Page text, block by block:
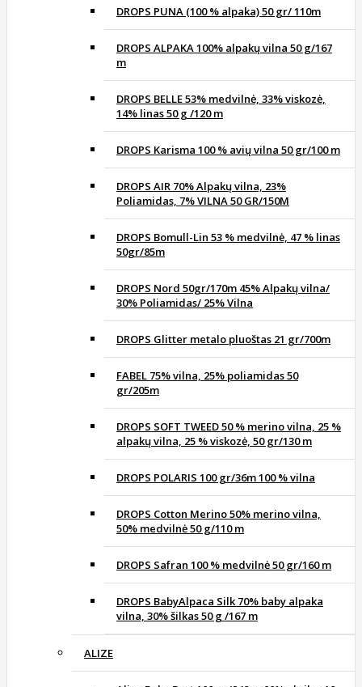
DROPS PUNA (100 % alpaka) 50 gr/ 110m
DROPS ALPAKA 100% alpakų vilna 50 g/167
m
DROPS BELLE 53% medvilnė, 33% viskozė,
14% linas 50 g /120 m
DROPS Karisma 100 % avių vilna 50 gr/100 m
DROPS AIR 70% Alpakų vilna, 23%
Poliamidas, 7% VILNA 50 GR/150M
DROPS Bomull-Lin 53 % medvilnė, 47 % linas
50gr/85m
DROPS Nord 50gr/170m 45% Alpakų vilna/
30% Poliamidas/ 25% Vilna
DROPS Glitter metalo pluoštas 21 gr/700m
FABEL 75% vilna, 25% poliamidas 50
gr/205m
DROPS SOFT TWEED 50 % merino vilna, 25 %
alpakų vilna, 25 % viskozė, 50 gr/130 m
DROPS POLARIS 100 gr/36m 100 % vilna
DROPS Cotton Merino 50% merino vilna,
50% medvilnė 50 g/110 m
DROPS Safran 100 % medvilnė 50 gr/160 m
DROPS BabyAlpaca Silk 70% baby alpaka
vilna, 30% šilkas 50 g /167 m
ALIZE